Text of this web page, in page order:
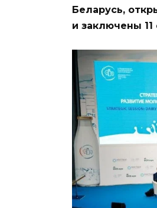
Беларусь,
и заключены